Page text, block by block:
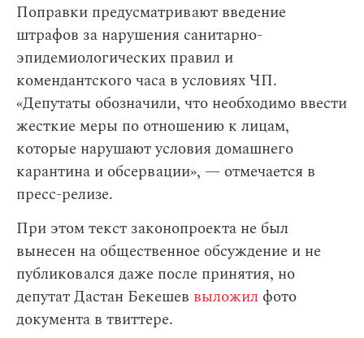
Поправки предусматривают введение
штрафов за нарушения санитарно-
эпидемиологических правил и
комендантского часа в условиях ЧП.
«Депутаты обозначили, что необходимо ввести
жесткие меры по отношению к лицам,
которые нарушают условия домашнего
карантина и обсервации», — отмечается в
пресс-релизе.
При этом текст законопроекта не был
вынесен на общественное обсуждение и не
публиковался даже после принятия, но
депутат Дастан Бекешев выложил фото
документа в твиттере.